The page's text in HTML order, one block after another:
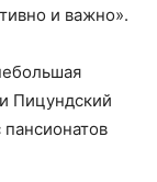
и важно».
Пицундский